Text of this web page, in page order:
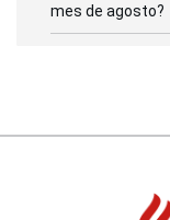
mes de agosto?